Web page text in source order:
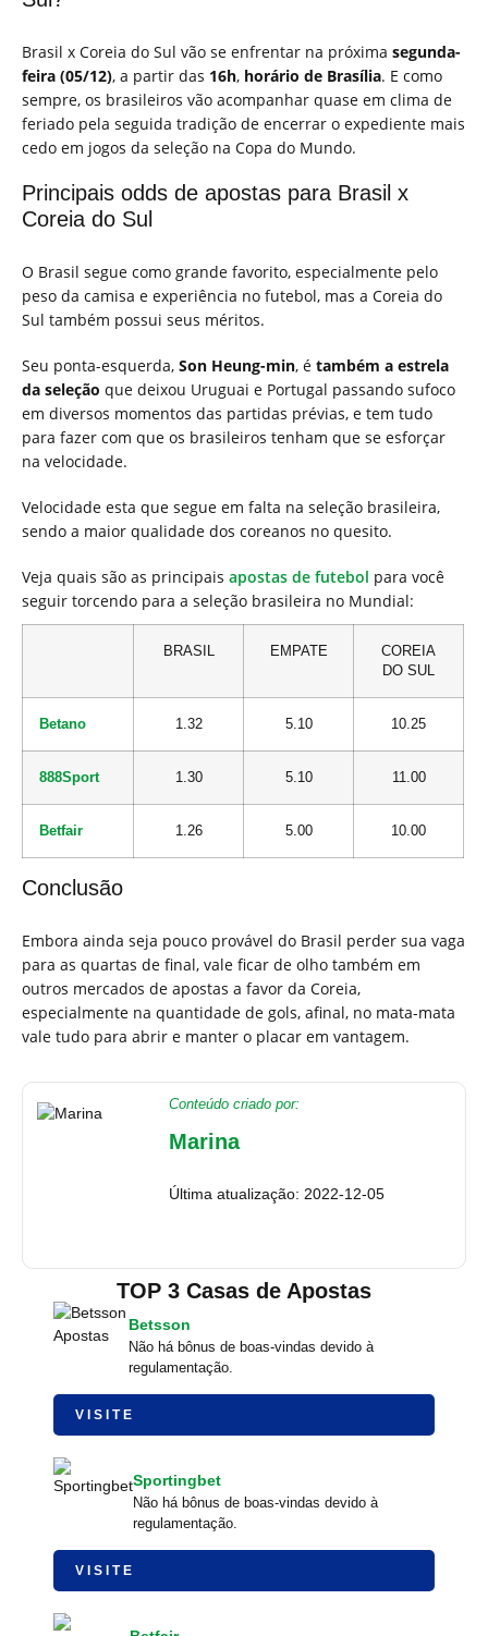
Brasil x Coreia do Sul vão se enfrentar na próxima segunda-
feira (05/12), a partir das 16h, horário de Brasília. E como
sempre, os brasileiros vão acompanhar quase em clima de
feriado pela seguida tradição de encerrar o expediente mais
cedo em jogos da seleção na Copa do Mundo.
Principais odds de apostas para Brasil x
Coreia do Sul
O Brasil segue como grande favorito, especialmente pelo
peso da camisa e experiência no futebol, mas a Coreia do
Sul também possui seus méritos.
Seu ponta-esquerda, Son Heung-min, é também a estrela
da seleção que deixou Uruguai e Portugal passando sufoco
em diversos momentos das partidas prévias, e tem tudo
para fazer com que os brasileiros tenham que se esforçar
na velocidade.
Velocidade esta que segue em falta na seleção brasileira,
sendo a maior qualidade dos coreanos no quesito.
Veja quais são as principais apostas de futebol para você
seguir torcendo para a seleção brasileira no Mundial:
BRASIL EMPATE
COREIA
DO SUL
Betano 1.32 5.10 10.25
888Sport 1.30 5.10 11.00
Betfair 1.26 5.00 10.00
Conclusão
Embora ainda seja pouco provável do Brasil perder sua vaga
para as quartas de final, vale ficar de olho também em
outros mercados de apostas a favor da Coreia,
especialmente na quantidade de gols, afinal, no mata-mata
vale tudo para abrir e manter o placar em vantagem.
Conteúdo criado por:
Marina
Última atualização: 2022-12-05
TOP 3 Casas de Apostas
Betsson
Não há bônus de boas-vindas devido à
regulamentação.
VISITE
Sportingbet
Não há bônus de boas-vindas devido à
regulamentação.
VISITE